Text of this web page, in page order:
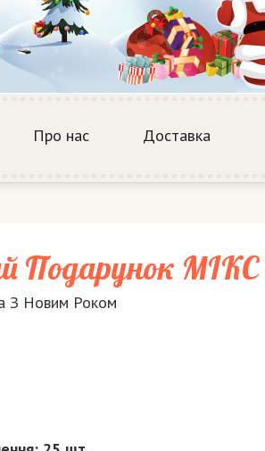
Про нас Доставка
Подарунок
З Новим Роком